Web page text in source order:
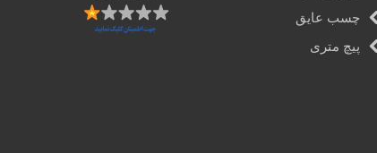
چسب عایق
پیچ متری